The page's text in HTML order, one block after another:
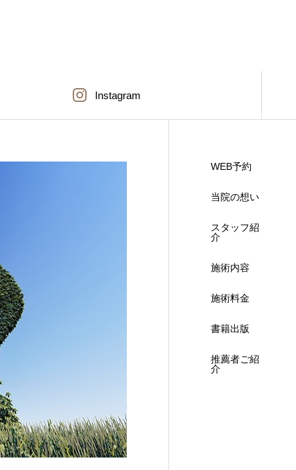
Instagram
WEB予約
当院の想い
スタッフ紹
介
施術内容
施術料金
書籍出版
推薦者ご紹
介